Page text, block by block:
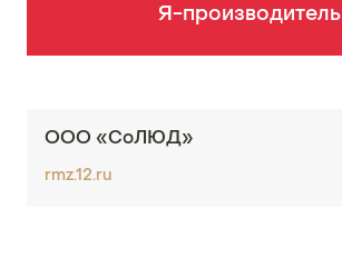
Я-производитель
ООО «СоЛЮД»
rmz.12.ru